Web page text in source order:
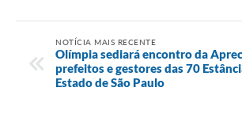
NOTÍCIA MAIS RECENTE
Olímpia sediará encontro da
prefeitos e gestores das 70
Estado de São Paulo